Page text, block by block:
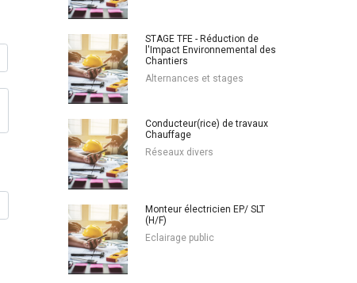
STAGE TFE - Réduction de
l'Impact Environnemental des
Chantiers
Alternances et stages
Conducteur(rice) de travaux
Chauffage
Réseaux divers
Monteur électricien EP/ SLT
(H/F)
Eclairage public